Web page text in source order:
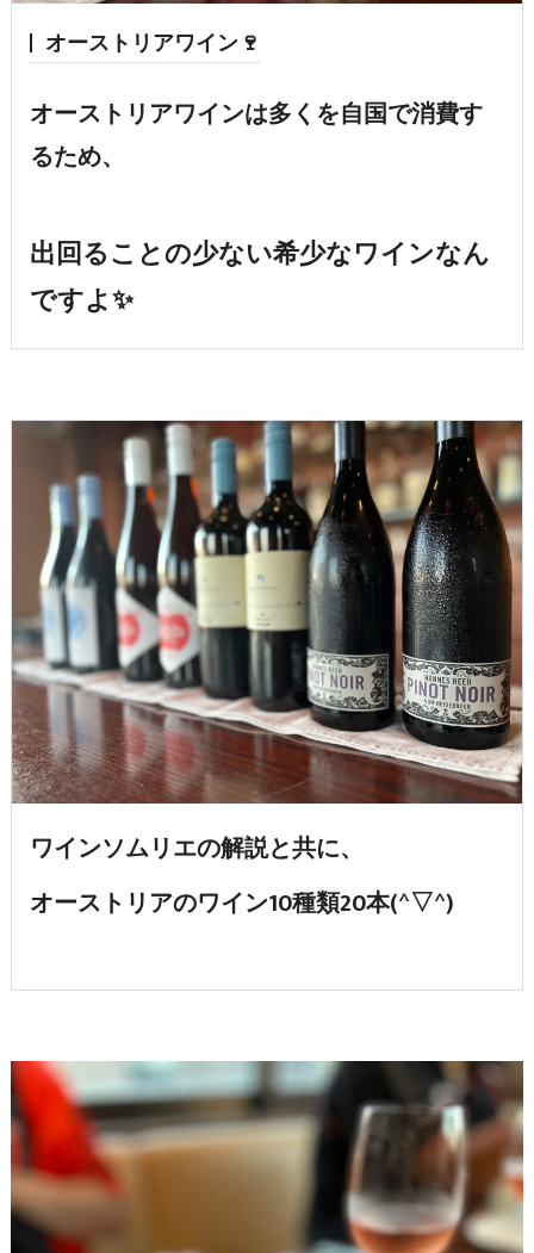
オーストリアワイン🍷
オーストリアワインは多くを自国で消費す
るため、
出回ることの少ない希少なワインなん
ですよ✨
ワインソムリエの解説と共に、
オーストリアのワイン10種類20本(^▽^)